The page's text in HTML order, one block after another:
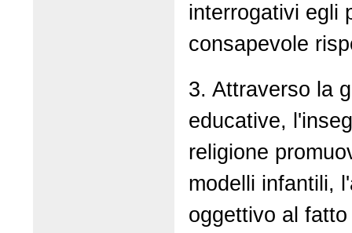
interrogativi egli
consapevole
3. Attraverso la
educative,
religione
modelli infantili,
oggettivo al